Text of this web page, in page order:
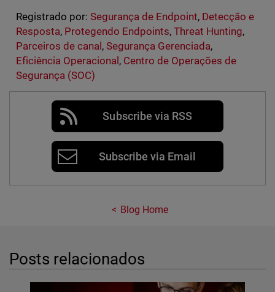
Registrado por: Segurança de Endpoint, Detecção e
Resposta, Protegendo Endpoints,Threat Hunting,
Parceiros de canal , Segurança Gerenciada,
Eficiência Operacional , Centro de Operações de
Segurança (SOC)
Subscribe via RSS
Subscribe via Email
Blog Home
Posts relacionados